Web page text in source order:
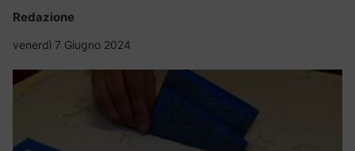
Redazione
venerdì 7 Giugno 2024